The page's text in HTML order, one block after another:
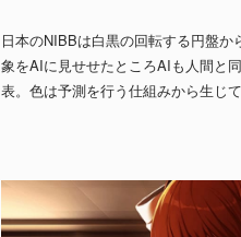
日本のNIBBは白黒の回転する円盤
象をAIに見せせたところAIも人間と
表。色は予測を行う仕組みから生じ